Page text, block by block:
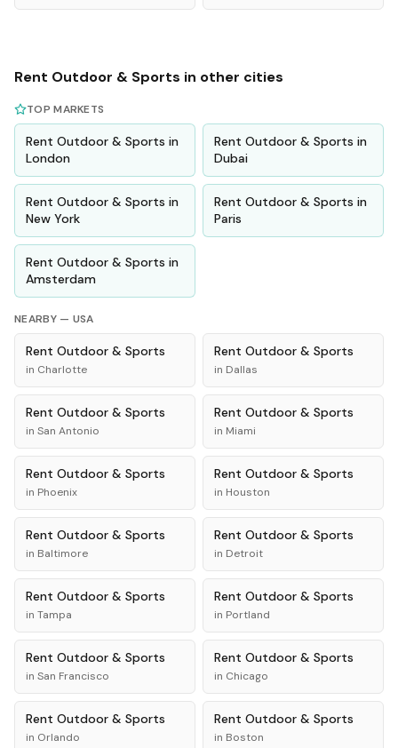
Rent Outdoor & Sports in other cities
TOP MARKETS
Rent Outdoor & Sports in
London
Rent Outdoor & Sports in
Dubai
Rent Outdoor & Sports in
New York
Rent Outdoor & Sports in
Paris
Rent Outdoor & Sports in
Amsterdam
NEARBY — USA
Rent Outdoor & Sports
in Charlotte
Rent Outdoor & Sports
in Dallas
Rent Outdoor & Sports
in San Antonio
Rent Outdoor & Sports
in Miami
Rent Outdoor & Sports
in Phoenix
Rent Outdoor & Sports
in Houston
Rent Outdoor & Sports
in Baltimore
Rent Outdoor & Sports
in Detroit
Rent Outdoor & Sports
in Tampa
Rent Outdoor & Sports
in Portland
Rent Outdoor & Sports
in San Francisco
Rent Outdoor & Sports
in Chicago
Rent Outdoor & Sports
in Orlando
Rent Outdoor & Sports
in Boston